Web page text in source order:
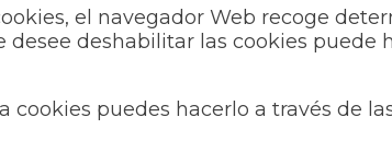
el navegador Web recoge
deshabilitar las cookies puede
puedes hacerlo a través de